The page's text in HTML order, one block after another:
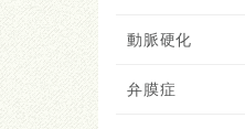
動脈硬化
弁膜症